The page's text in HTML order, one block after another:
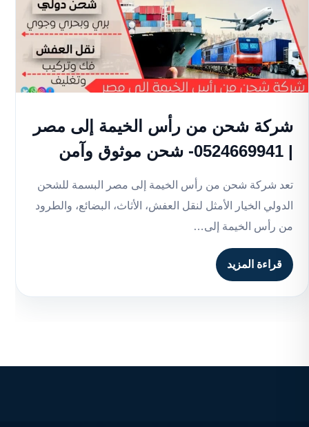
شركة شحن من رأس الخيمة إلى مصر
| 0524669941- شحن موثوق وآمن
تعد شركة شحن من رأس الخيمة إلى مصر البسمة للشحن
الدولي الخيار الأمثل لنقل العفش، الأثاث، البضائع، والطرود
من رأس الخيمة إلى…
قراءة المزيد